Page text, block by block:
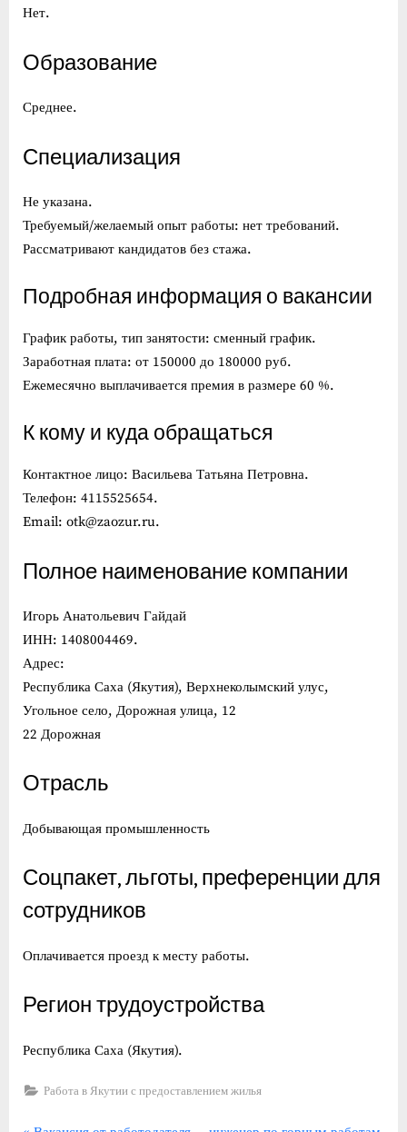
Нет.
Образование
Среднее.
Специализация
Не указана.
Требуемый/желаемый опыт работы: нет требований.
Рассматривают кандидатов без стажа.
Подробная информация о вакансии
График работы, тип занятости: сменный график.
Заработная плата: от 150000 до 180000 руб.
Ежемесячно выплачивается премия в размере 60 %.
К кому и куда обращаться
Контактное лицо: Васильева Татьяна Петровна.
Телефон: 4115525654.
Email: otk@zaozur.ru.
Полное наименование компании
Игорь Анатольевич Гайдай
ИНН: 1408004469.
Адрес:
Республика Саха (Якутия), Верхнеколымский улус,
Угольное село, Дорожная улица, 12
22 Дорожная
Отрасль
Добывающая промышленность
Соцпакет, льготы, преференции для
сотрудников
Оплачивается проезд к месту работы.
Регион трудоустройства
Республика Саха (Якутия).
Работа в Якутии с предоставлением жилья